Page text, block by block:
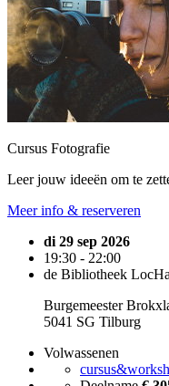
Cursus Fotografie
Leer jouw ideeën om te
Meer info & reserveren
di 29 sep 2026
19:30 - 22:00
de Bibliotheek
Burgemeester
5041 SG Tilburg
Volwassenen